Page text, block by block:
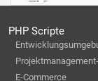
PHP Scripte
E-Commerce